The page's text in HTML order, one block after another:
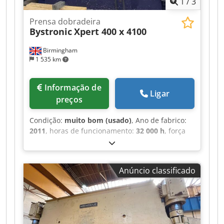
Birmingham
1 535 km
Prensa dobradeira
BystronicXpert 400 x 4100
preços
Ligar
Condição: muito bom (usado), Ano de fabrico:
2011, horas de funcionamento: 32 000 h, força
, Equipamento:
CE, barreira de luz de segurança, Prensa
Dobradora CNC Hidráulica Bystronic XPERT
400x4100 Usada de Alta Qualidade à Venda
Visão Geral Disponível para aquisição imediata,
uma prensa dobradora CNC hidráulica Bystronic
XPERT 400x4100, de fabricação suíça e qualidade
superior. Esta máquina de dobragem e vinco de
Anúncio classificado